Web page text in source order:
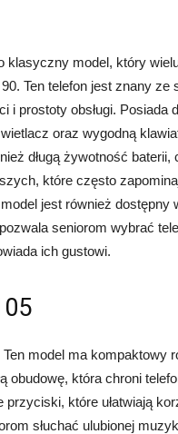
klasyczny model, który
Ten telefon jest znany ze
i prostoty obsługi. Posiada
oraz wygodną
długą żywotność baterii,
które często
jest również dostępny
seniorom wybrać
ich gustowi.
model ma kompaktowy
obudowę, która chroni
które ułatwiają
słuchać ulubionej